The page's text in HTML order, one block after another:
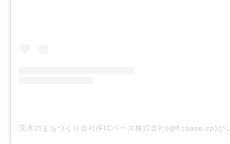
茨木のまちづくり会社/FICベース株式会社(@ficbase.cp)が